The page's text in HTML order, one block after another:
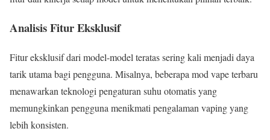
Analisis Fitur Eksklusif
Fitur eksklusif dari model-model teratas sering kali menjadi daya
tarik utama bagi pengguna. Misalnya, beberapa mod vape terbaru
menawarkan teknologi pengaturan suhu otomatis yang
memungkinkan pengguna menikmati pengalaman vaping yang
lebih konsisten.